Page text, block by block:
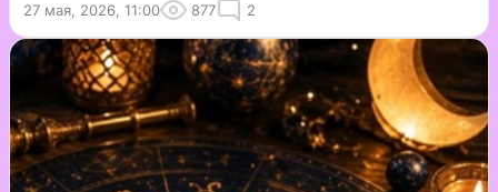
27 мая, 2026, 11:00 877 2